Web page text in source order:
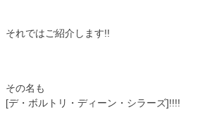
それではご紹介します!!
その名も
[デ・ボルトリ・ディーン・シラーズ]!!!!